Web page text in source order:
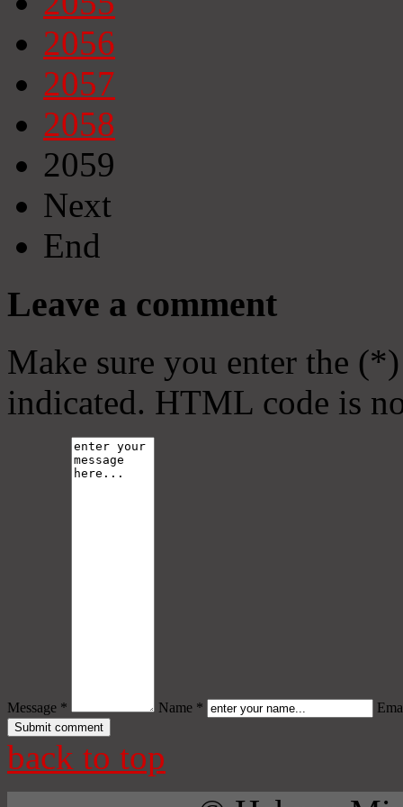
2056
2057
2058
2059
Next
End
Leave a comment
Make sure you enter the
indicated. HTML code is
Message * Name *
back to top